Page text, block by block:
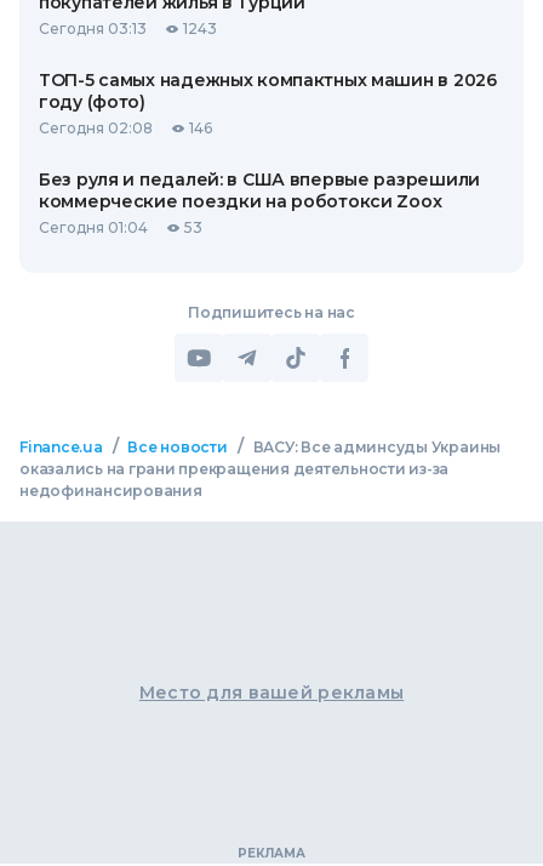
Сегодня 03:13 1243
ТОП-5 самых надежных компактных машин в 2026
году (фото)
Сегодня 02:08 146
Без руля и педалей: в США впервые разрешили
коммерческие поездки на роботокси Zoox
Сегодня 01:04 53
Подпишитесь на нас
Finance.ua / Все новости /
ВАСУ: Все админсуды Украины
оказались на грани прекращения деятельности из-за
недофинансирования
Место для вашей рекламы